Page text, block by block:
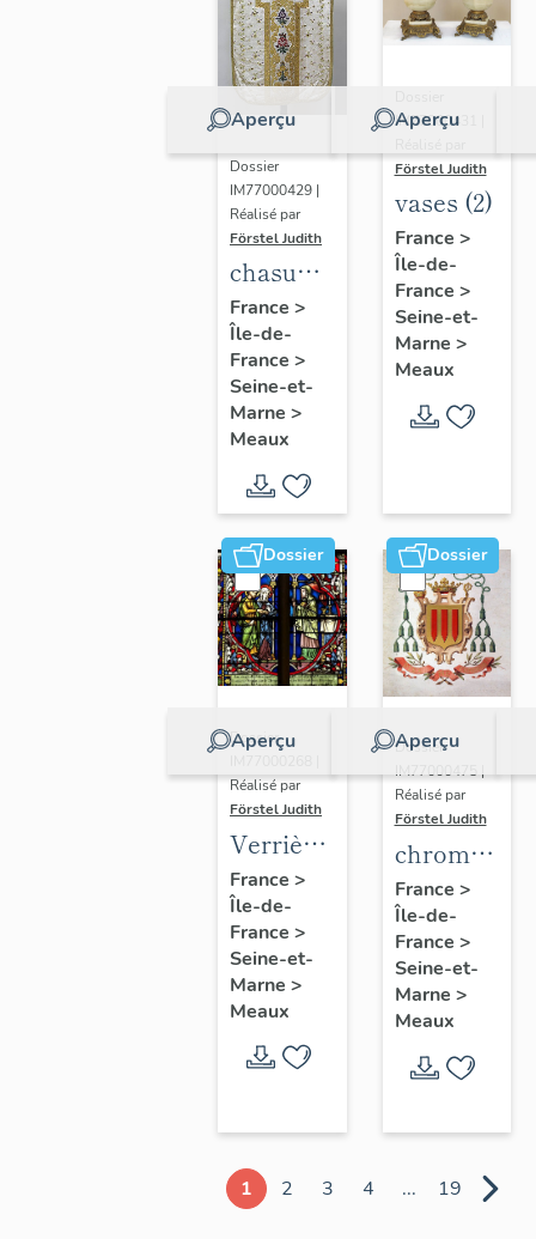
Aperçu
Dossier
IM77000429 |
Réalisé par
Förstel Judith
chasuble
blanche
France >
Île-de-
France >
Seine-et-
Marne >
Meaux
Aperçu
IM77000431 |
Förstel Judith
vases (2)
France >
Île-de-
France >
Seine-et-
Marne >
Meaux
Dossier
Aperçu
Dossier
Réalisé par
Förstel Judith
Verrières
de la
chapelle
axiale
France >
Île-de-
France >
Seine-et-
Marne >
Meaux
Dossier
Aperçu
Dossier
IM77000475 |
Réalisé par
Förstel Judith
:
armoiries
d'évêques
et du
pape Pie
France >
Île-de-
France >
Seine-et-
Marne >
Meaux
1 2 3 4 ... 19